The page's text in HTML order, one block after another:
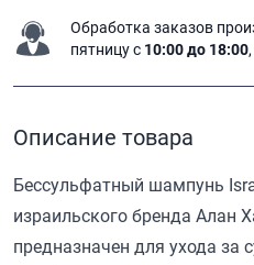
Обработка заказов
пятницу с 10:00 до 18:00
Описание товара
Бессульфатный шампунь
израильского бренда Алан
предназначен для ухода за